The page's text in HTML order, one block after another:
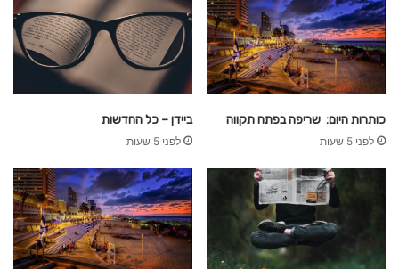
כותרות היום: שריפה בפתח תקווה
לפני 5 שעות
ביידן – כל החדשות
לפני 5 שעות